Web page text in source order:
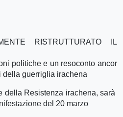
RISTRUTTURATO IL
politiche e un resoconto ancor
guerriglia irachena
della Resistenza irachena, sarà
del 20 marzo